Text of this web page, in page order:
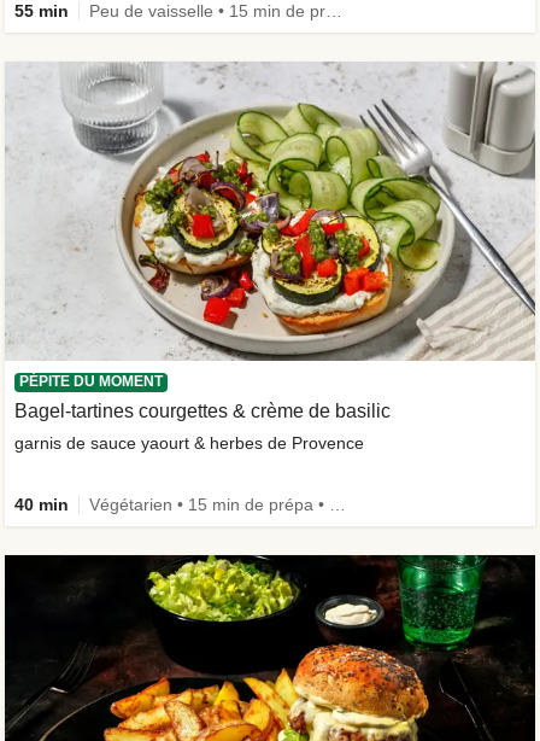
55 min
PÉPITE DU MOMENT
Bagel-tartines courgettes & crème de basilic
garnis de sauce yaourt & herbes de Provence
40 min